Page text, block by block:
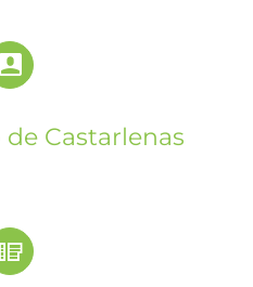
Castarlenas